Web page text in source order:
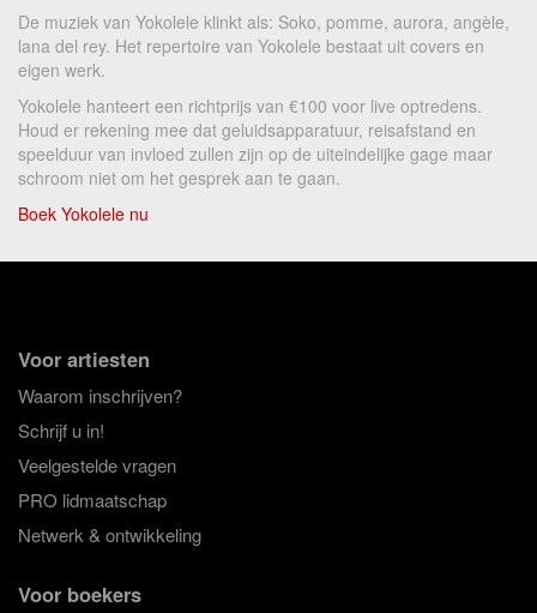
De muziek van Yokolele klinkt als: Soko, pomme, aurora, angèle,
lana del rey. Het repertoire van Yokolele bestaat uit covers en
eigen werk.
Yokolele hanteert een richtprijs van €100 voor live optredens.
Houd er rekening mee dat geluidsapparatuur, reisafstand en
speelduur van invloed zullen zijn op de uiteindelijke gage maar
schroom niet om het gesprek aan te gaan.
Boek Yokolele nu
Voor artiesten
Waarom inschrijven?
Schrijf u in!
Veelgestelde vragen
PRO lidmaatschap
Netwerk & ontwikkeling
Voor boekers